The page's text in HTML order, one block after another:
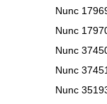
Nunc
Nunc
Nunc
Nunc
Nunc